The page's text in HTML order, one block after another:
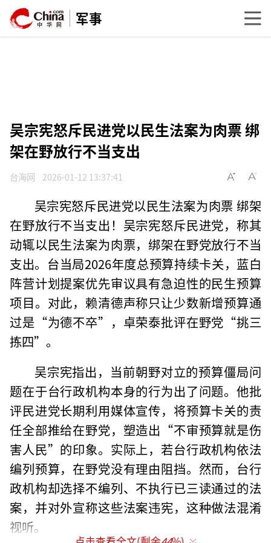
军事
吴宗宪怒斥民进党以民生法案为肉票 绑
架在野放行不当支出
台海网 2026-01-12 13:37:41
吴宗宪怒斥民进党以民生法案为肉票 绑架
在野放行不当支出！吴宗宪怒斥民进党，称其
动辄以民生法案为肉票，绑架在野党放行不当
支出。台当局2026年度总预算持续卡关，蓝白
阵营计划提案优先审议具有急迫性的民生预算
项目。对此，赖清德声称只让少数新增预算通
过是“为德不卒”，卓荣泰批评在野党“挑三
拣四”。
吴宗宪指出，当前朝野对立的预算僵局问
题在于台行政机构本身的行为出了问题。他批
评民进党长期利用媒体宣传，将预算卡关的责
任全部推给在野党，塑造出“不审预算就是伤
害人民”的印象。实际上，若台行政机构依法
编列预算，在野党没有理由阻挡。然而，台行
政机构却选择不编列、不执行已三读通过的法
案，并对外宣称这些法案违宪，这种做法混淆
视听。